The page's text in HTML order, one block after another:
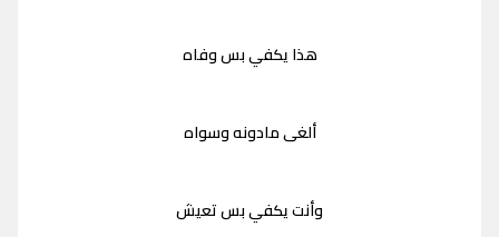
هذا يكفي بس وفاه
ألغى مادونه وسواه
وأنت يكفي بس تعيش